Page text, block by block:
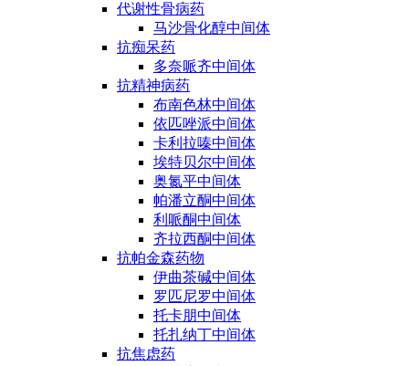
代谢性骨病药
马沙骨化醇中间体
抗痴呆药
多奈哌齐中间体
抗精神病药
布南色林中间体
依匹唑派中间体
卡利拉嗪中间体
埃特贝尔中间体
奥氮平中间体
帕潘立酮中间体
利哌酮中间体
齐拉西酮中间体
抗帕金森药物
伊曲茶碱中间体
罗匹尼罗中间体
托卡朋中间体
托扎纳丁中间体
抗焦虑药